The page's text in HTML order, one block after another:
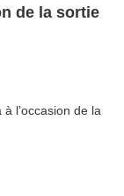
de la sortie